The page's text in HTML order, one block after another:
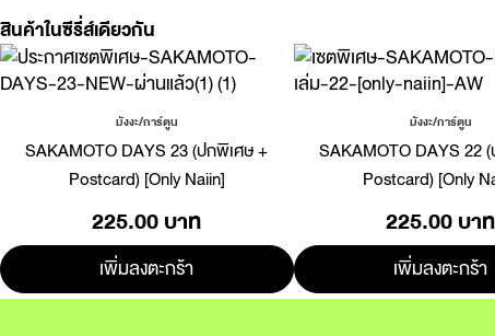
สินค้าในซีรี่ส์เดียวกัน
มังงะ/การ์ตูน
SAKAMOTO DAYS 23 (ปกพิเศษ +
Postcard) [Only Naiin]
225.00 บาท
เพิ่มลงตะกร้า
มังงะ/การ์ตูน
SAKAMOTO DAYS 22
Postcard) [Only
225.00 บาท
เพิ่มลงตะกร้า